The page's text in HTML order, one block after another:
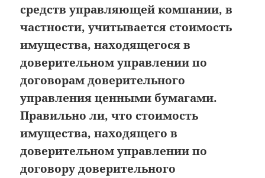
средств управляющей компании, в
частности, учитывается стоимость
имущества, находящегося в
доверительном управлении по
договорам доверительного
управления ценными бумагами.
Правильно ли, что стоимость
имущества, находящего в
доверительном управлении по
договору доверительного